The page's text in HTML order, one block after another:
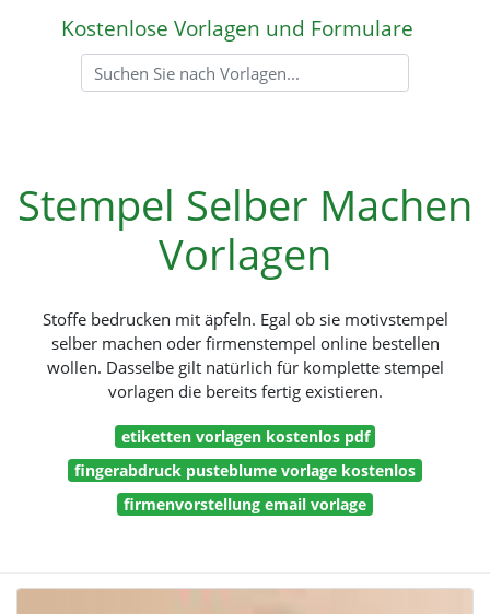
Kostenlose Vorlagen und Formulare
Stempel Selber Machen
Vorlagen
Stoffe bedrucken mit äpfeln. Egal ob sie motivstempel
selber machen oder firmenstempel online bestellen
wollen. Dasselbe gilt natürlich für komplette stempel
vorlagen die bereits fertig existieren.
etiketten vorlagen kostenlos pdf
fingerabdruck pusteblume vorlage kostenlos
firmenvorstellung email vorlage